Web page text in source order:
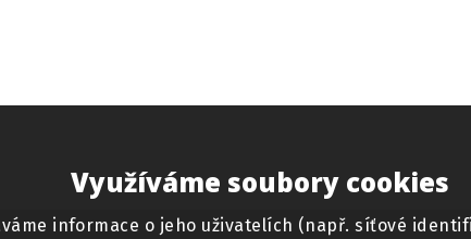
Využíváme soubory cookies
informace o jeho uživatelích (např. síťové